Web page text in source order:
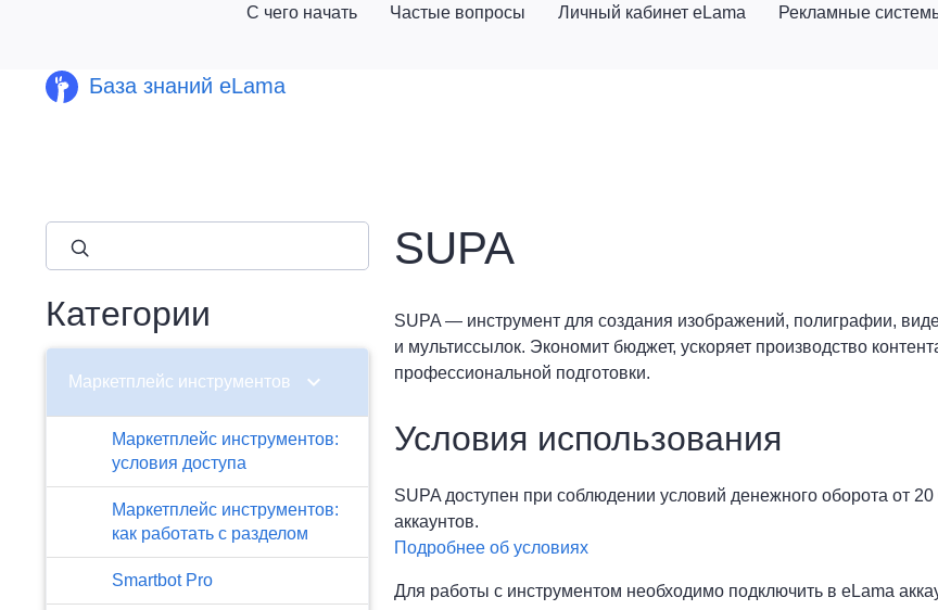
База знаний eLama
С чего начать Частые вопросы Личный кабинет eLama Рекламные
Категории
Маркетплейс инструментов chevron_right
Маркетплейс инструментов:
условия доступа
Маркетплейс инструментов:
как работать с разделом
Smartbot Pro
SUPA
SUPA — инструмент для создания изображений, полиграфии,
и мультиссылок. Экономит бюджет, ускоряет производство
профессиональной подготовки.
Условия использования
SUPA доступен при соблюдении условий денежного оборота от
аккаунтов.
Подробнее об условиях
Для работы с инструментом необходимо подключить в eLama